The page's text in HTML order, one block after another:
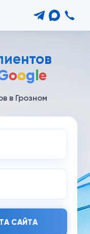
oogle
в Грозном
САЙТА